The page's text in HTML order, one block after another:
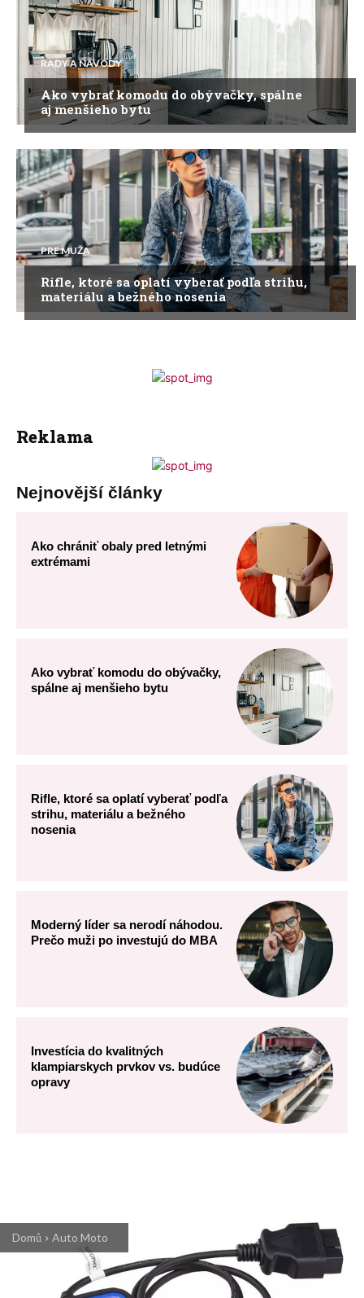
RADY A NÁVODY
Ako vybrať komodu do obývačky, spálne
aj menšieho bytu
PRE MUŽA
Rifle, ktoré sa oplatí vyberať podľa strihu,
materiálu a bežného nosenia
Reklama
Nejnovější články
Ako chrániť obaly pred letnými
extrémami
Ako vybrať komodu do obývačky,
spálne aj menšieho bytu
Rifle, ktoré sa oplatí vyberať podľa
strihu, materiálu a bežného
nosenia
Moderný líder sa nerodí náhodou.
Prečo muži po investujú do MBA
Investícia do kvalitných
klampiarskych prvkov vs. budúce
opravy